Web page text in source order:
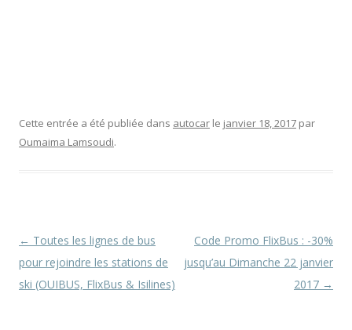
Cette entrée a été publiée dans autocar le janvier 18, 2017 par
Oumaima Lamsoudi.
Navigation
des
articles
← Toutes les lignes de bus
pour rejoindre les stations de
ski (OUIBUS, FlixBus & Isilines)
Code Promo FlixBus : -30%
jusqu’au Dimanche 22 janvier
2017 →